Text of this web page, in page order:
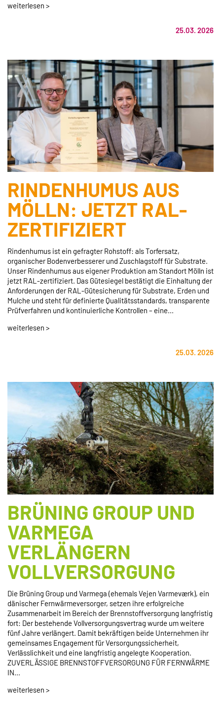
weiterlesen >
25.03. 2026
RINDENHUMUS AUS
MÖLLN: JETZT RAL-
ZERTIFIZIERT
Rindenhumus ist ein gefragter Rohstoff: als Torfersatz,
organischer Bodenverbesserer und Zuschlagstoff für Substrate.
Unser Rindenhumus aus eigener Produktion am Standort Mölln ist
jetzt RAL-zertifiziert. Das Gütesiegel bestätigt die Einhaltung der
Anforderungen der RAL-Gütesicherung für Substrate, Erden und
Mulche und steht für definierte Qualitätsstandards, transparente
Prüfverfahren und kontinuierliche Kontrollen – eine...
weiterlesen >
25.03. 2026
BRÜNING GROUP UND
VARMEGA
VERLÄNGERN
VOLLVERSORGUNG
Die Brüning Group und Varmega (ehemals Vejen Varmeværk), ein
dänischer Fernwärmeversorger, setzen ihre erfolgreiche
Zusammenarbeit im Bereich der Brennstoffversorgung langfristig
fort: Der bestehende Vollversorgungsvertrag wurde um weitere
fünf Jahre verlängert. Damit bekräftigen beide Unternehmen ihr
gemeinsames Engagement für Versorgungssicherheit,
Verlässlichkeit und eine langfristig angelegte Kooperation.
ZUVERLÄSSIGE BRENNSTOFFVERSORGUNG FÜR FERNWÄRME
IN...
weiterlesen >